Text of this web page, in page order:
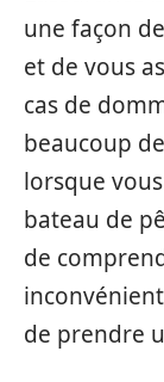
une façon
et de vous
cas de
beaucoup
lorsque
bateau de
de
de prendre